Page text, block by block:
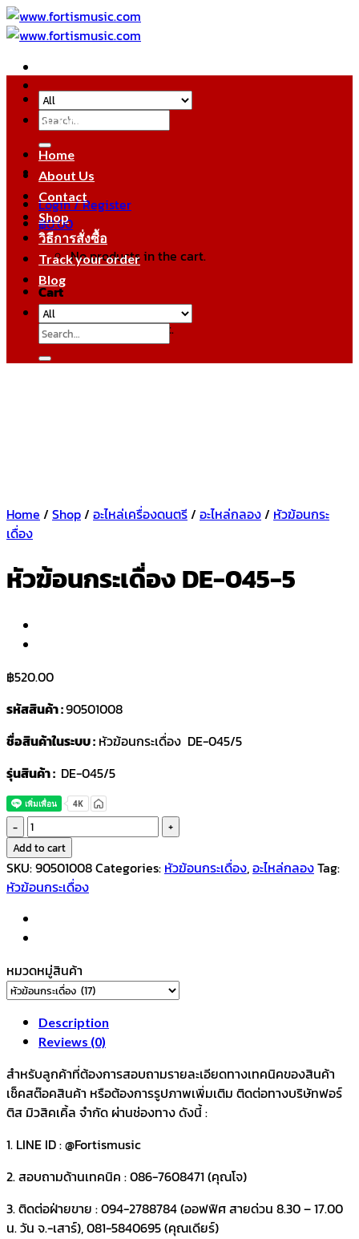
Skip
to
Search
for:
Login / Register
฿0.00
No products in the cart.
Cart
No products in the cart.
หมวดหมู่สินค้า
Home
About Us
Contact
Shop
วิธีการสั่งซื้อ
Track your order
Blog
Search
for:
Home / Shop/ อะไหล่เครื่องดนตรี/ อะไหล่กลอง/ หัวฆ้อนกระ
เดื่อง
หัวฆ้อนกระเดื่อง DE-045-5
฿520.00
รหัสสินค้า :90501008
ชื่อสินค้าในระบบ : หัวฆ้อนกระเดื่อง DE-045/5
รุ่นสินค้า : DE-045/5
หัว
ฆ้อ
นก
ระ
DE-
045-
quantity
Add to cart
SKU:90501008Categories: หัวฆ้อนกระเดื่อง,อะไหล่กลองTag:
หัวฆ้อนกระเดื่อง
หมวดหมู่สินค้า
Description
Reviews (0)
สำหรับลูกค้าที่ต้องการสอบถามรายละเอียดทางเทคนิคของสินค้า
เช็คสต๊อคสินค้า หรือต้องการรูปภาพเพิ่มเติม ติดต่อทางบริษัทฟอร์
ติส มิวสิคเคิ้ล จำกัด ผ่านช่องทาง ดังนี้ :
1. LINE ID : @Fortismusic
2. สอบถามด้านเทคนิค : 086-7608471 (คุณโจ)
3. ติดต่อฝ่ายขาย : 094-2788784 (ออฟฟิศ สายด่วน 8.30 – 17.00
น. วัน จ.-เสาร์), 081-5840695 (คุณเดียร์)